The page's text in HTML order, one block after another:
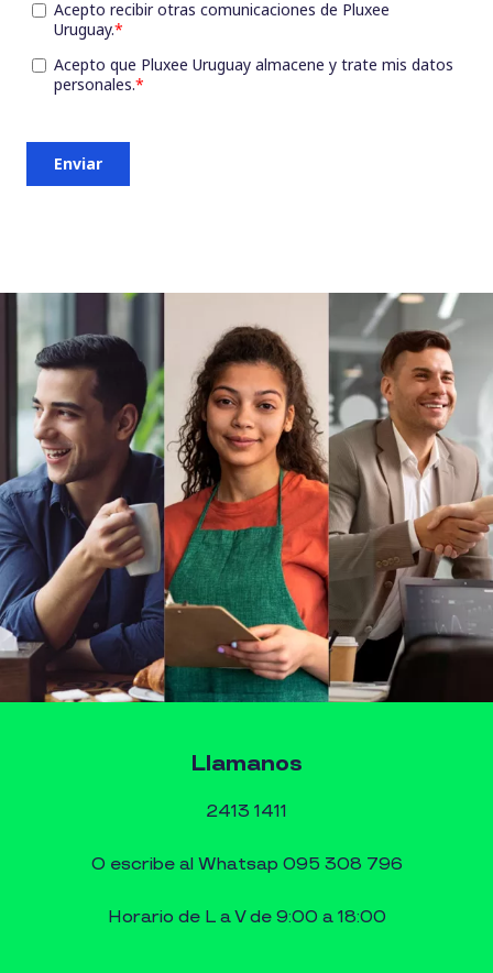
Llamanos
2413 1411
O escribe al Whatsap 095 308 796
Horario de L a V de 9:00 a 18:00